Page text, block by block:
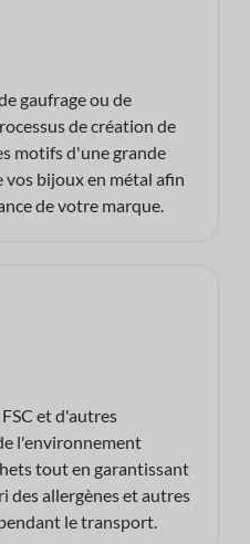
gaufrage ou de
de création de
motifs d'une grande
vos bijoux en métal afin
de votre marque.
et d'autres
l'environnement
tout en garantissant
des allergènes et autres
le transport.